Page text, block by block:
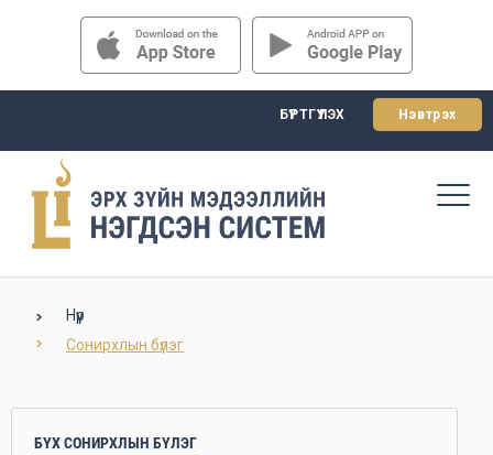
БҮРТГҮҮЛЭХ Нэвтрэх
Нүүр
Сонирхлын бүлэг
БҮХ СОНИРХЛЫН БҮЛЭГ